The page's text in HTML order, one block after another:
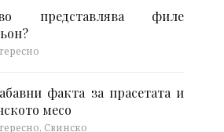
представлява филе
факта за прасетата и
месо
Свинско